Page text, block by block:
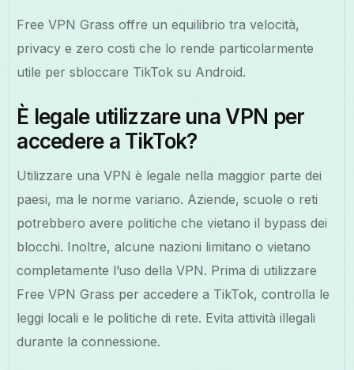
Free VPN Grass offre un equilibrio tra velocità,
privacy e zero costi che lo rende particolarmente
utile per sbloccare TikTok su Android.
È legale utilizzare una VPN per
accedere a TikTok?
Utilizzare una VPN è legale nella maggior parte dei
paesi, ma le norme variano. Aziende, scuole o reti
potrebbero avere politiche che vietano il bypass dei
blocchi. Inoltre, alcune nazioni limitano o vietano
completamente l’uso della VPN. Prima di utilizzare
Free VPN Grass per accedere a TikTok, controlla le
leggi locali e le politiche di rete. Evita attività illegali
durante la connessione.